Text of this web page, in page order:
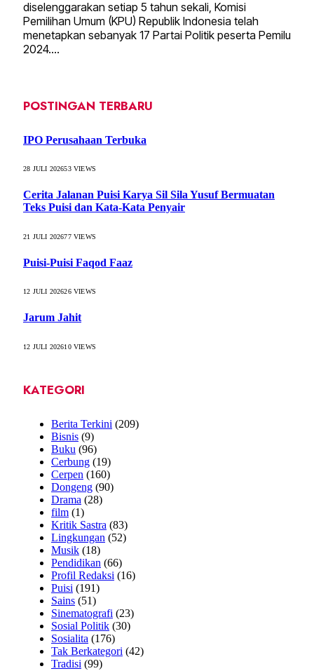
diselenggarakan setiap 5 tahun sekali, Komisi
Pemilihan Umum (KPU) Republik Indonesia telah
menetapkan sebanyak 17 Partai Politik peserta Pemilu
2024.…
POSTINGAN TERBARU
IPO Perusahaan Terbuka
28 JULI 202653VIEWS
Cerita Jalanan Puisi Karya Sil Sila Yusuf Bermuatan
Teks Puisi dan Kata-Kata Penyair
21 JULI 202677VIEWS
Puisi-Puisi Faqod Faaz
12 JULI 202626VIEWS
Jarum Jahit
12 JULI 202610VIEWS
KATEGORI
Berita Terkini (209)
Bisnis (9)
Buku (96)
Cerbung (19)
Cerpen (160)
Dongeng (90)
Drama (28)
film (1)
Kritik Sastra (83)
Lingkungan (52)
Musik (18)
Pendidikan (66)
Profil Redaksi (16)
Puisi (191)
Sains (51)
Sinematografi (23)
Sosial Politik (30)
Sosialita (176)
Tak Berkategori (42)
Tradisi (99)